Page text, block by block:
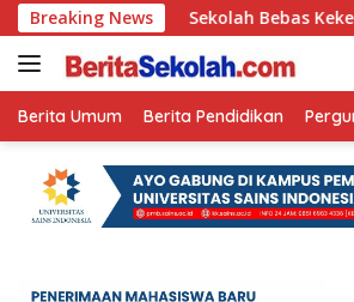
Langsung
ke
konten
Breaking News
Ini Sekolah Bebas Kekerasan,
Berita Umum Berita Pendidikan